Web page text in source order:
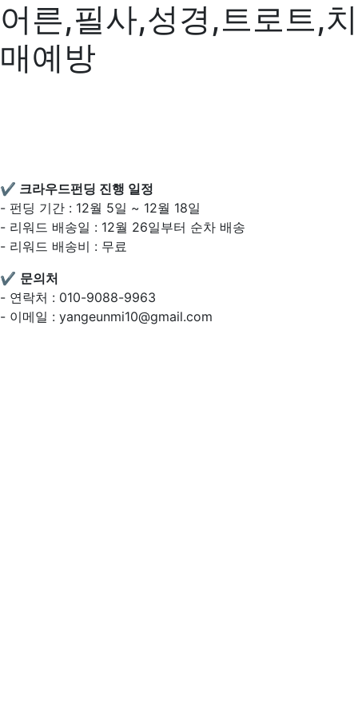
어른,필사,성경,트로트,치
매예방
✔️ 크라우드펀딩 진행 일정
- 펀딩 기간 : 12월 5일 ~ 12월 18일
- 리워드 배송일 : 12월 26일부터 순차 배송
- 리워드 배송비 : 무료
✔️ 문의처
- 연락처 : 010-9088-9963
- 이메일 : yangeunmi10@gmail.com